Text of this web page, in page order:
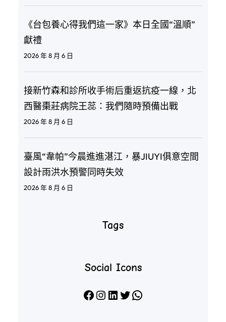
《台包養心得我們這一家》本日全國“溫順”
獻禮
2026 年 8 月 6 日
接新竹森和診所收手術后重返抗疫一線，北
西醫棗莊病院王蕊：我們隨時預備出戰
2026 年 8 月 6 日
臺風“韋帕”今晨進進湛江，暴JIUYI俱意空間
設計雨洪水預警同時失效
2026 年 8 月 6 日
Tags
Social Icons
Facebook Instagram LinkedIn X WhatsApp